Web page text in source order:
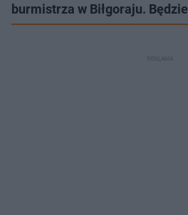
burmistrza w Biłgoraju.